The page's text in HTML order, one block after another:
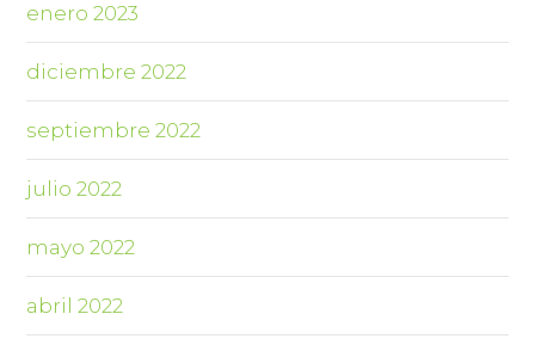
enero 2023
diciembre 2022
septiembre 2022
julio 2022
mayo 2022
abril 2022